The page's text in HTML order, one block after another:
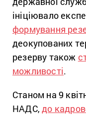
ініціювало
формування
деокупованих
резерву також
можливості.
Станом на 9
НАДС,до